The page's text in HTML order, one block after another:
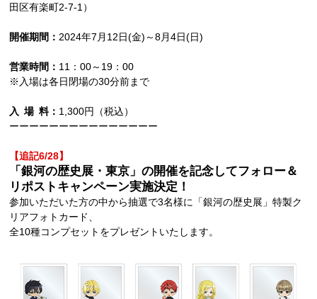
田区有楽町2-7-1）
開催期間： 2024年7月12日(金)～8月4日(日)
営業時間： 11：00～19：00
※入場は各日閉場の30分前まで
入 場 料： 1,300円（税込）
ーーーーーーーーーーーーーーー
【追記6/28】
「銀河の歴史展・東京」の開催を記念してフォロー＆
リポストキャンペーン実施決定！
参加いただいた方の中から抽選で3名様に「銀河の歴史展」特製ク
リアフォトカード、
全10種コンプセットをプレゼントいたします。